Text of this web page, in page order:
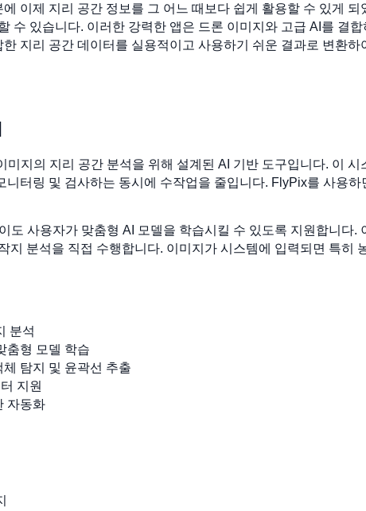
이제 지리 공간 정보를 그 어느 때보다 쉽게 활용할 수 있게
수 있습니다. 이러한 강력한 앱은 드론 이미지와 고급 AI를 결
지리 공간 데이터를 실용적이고 사용하기 쉬운 결과로 변환
미지의 지리 공간 분석을 위해 설계된 AI 기반 도구입니다. 이
니터링 및 검사하는 동시에 수작업을 줄입니다. FlyPix를 사용
도 사용자가 맞춤형 AI 모델을 학습시킬 수 있도록 지원합니다
지 분석을 직접 수행합니다. 이미지가 시스템에 입력되면 특히
분석
춤형 모델 학습
탐지 및 윤곽선 추출
지원
자동화